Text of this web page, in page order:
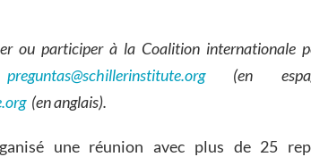
ou participer à la Coalition internationale
preguntas@schillerinstitute.org(en
(en anglais).
une réunion avec plus de 25